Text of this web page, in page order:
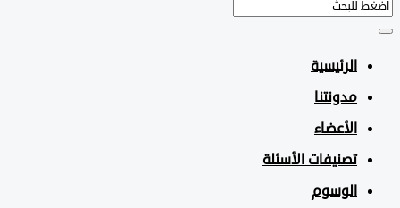
الرئيسية
مدونتنا
الأعضاء
تصنيفات الأسئلة
الوسوم